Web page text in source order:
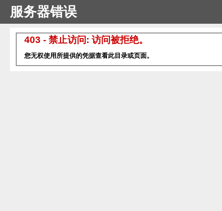
服务器错误
403 - 禁止访问: 访问被拒绝。
您无权使用所提供的凭据查看此目录或页面。